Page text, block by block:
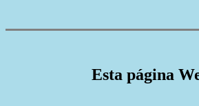
Esta página